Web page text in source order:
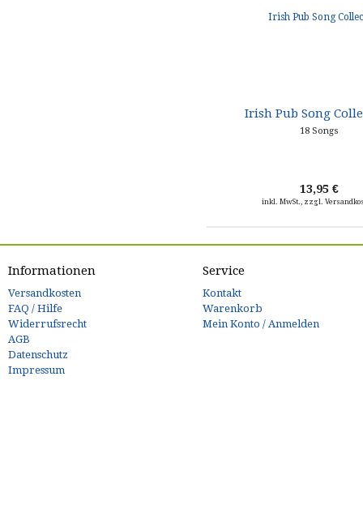
Irish Pub Song
18 Songs
13,95 €
inkl. MwSt., zzgl.
Informationen
Versandkosten
FAQ / Hilfe
Widerrufsrecht
AGB
Datenschutz
Impressum
Service
Kontakt
Warenkorb
Mein Konto / Anmelden